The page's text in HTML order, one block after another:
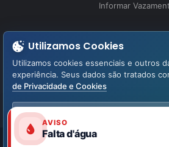
Informar
Perguntas
Fale Conosco
LGPD – Lei Geral de
Aviso de
Utilizamos Cookies
Utilizamos cookies essenciais e outros
experiência. Seus dados são tratados
de Privacidade e Cookies
AVISO
Falta d'água